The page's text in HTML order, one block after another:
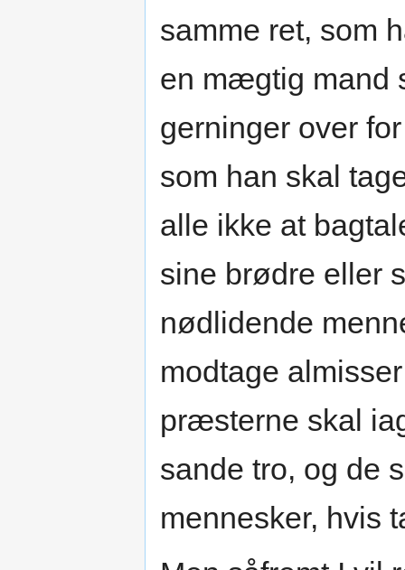
samme ret, som
en mægtig mand
gerninger over
som han skal
alle ikke at
sine brødre eller
nødlidende
modtage
præsterne skal
sande tro, og de
mennesker, hvis